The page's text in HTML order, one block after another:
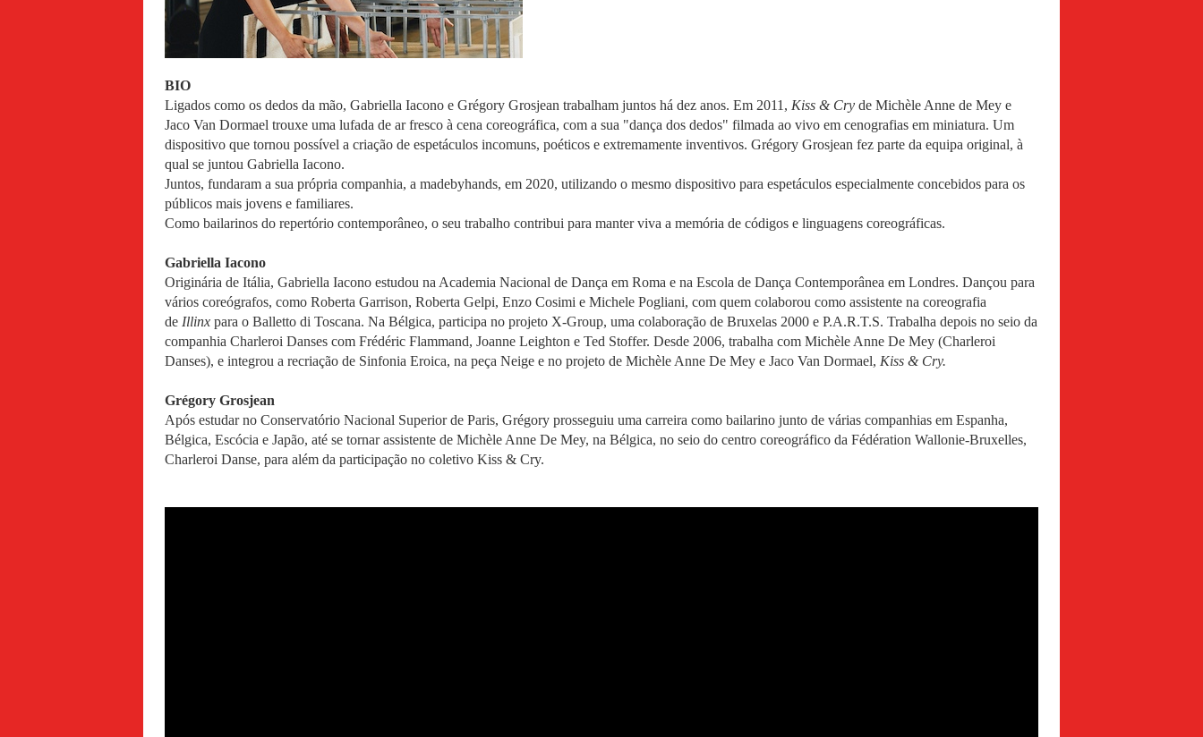
BIO
Ligados como os dedos da mão, Gabriella Iacono e Grégory Grosjean trabalham juntos há dez anos. Em 2011, Kiss & Cry de Michèle Anne de Mey e
Jaco Van Dormael trouxe uma lufada de ar fresco à cena coreográfica, com a sua "dança dos dedos" filmada ao vivo em cenografias em miniatura. Um
dispositivo que tornou possível a criação de espetáculos incomuns, poéticos e extremamente inventivos. Grégory Grosjean fez parte da equipa original, à
qual se juntou Gabriella Iacono.
Juntos, fundaram a sua própria companhia, a madebyhands, em 2020, utilizando o mesmo dispositivo para espetáculos especialmente concebidos para os
públicos mais jovens e familiares.
Como bailarinos do repertório contemporâneo, o seu trabalho contribui para manter viva a memória de códigos e linguagens coreográficas.
Gabriella Iacono
Originária de Itália, Gabriella Iacono estudou na Academia Nacional de Dança em Roma e na Escola de Dança Contemporânea em Londres. Dançou para
vários coreógrafos, como Roberta Garrison, Roberta Gelpi, Enzo Cosimi e Michele Pogliani, com quem colaborou como assistente na coreografia
de Illinx para o Balletto di Toscana. Na Bélgica, participa no projeto X-Group, uma colaboração de Bruxelas 2000 e P.A.R.T.S. Trabalha depois no seio da
companhia Charleroi Danses com Frédéric Flammand, Joanne Leighton e Ted Stoffer. Desde 2006, trabalha com Michèle Anne De Mey (Charleroi
Danses), e integrou a recriação de Sinfonia Eroica, na peça Neige e no projeto de Michèle Anne De Mey e Jaco Van Dormael, Kiss & Cry.
Grégory Grosjean
Após estudar no Conservatório Nacional Superior de Paris, Grégory prosseguiu uma carreira como bailarino junto de várias companhias em Espanha,
Bélgica, Escócia e Japão, até se tornar assistente de Michèle Anne De Mey, na Bélgica, no seio do centro coreográfico da Fédération Wallonie-Bruxelles,
Charleroi Danse, para além da participação no coletivo Kiss & Cry.